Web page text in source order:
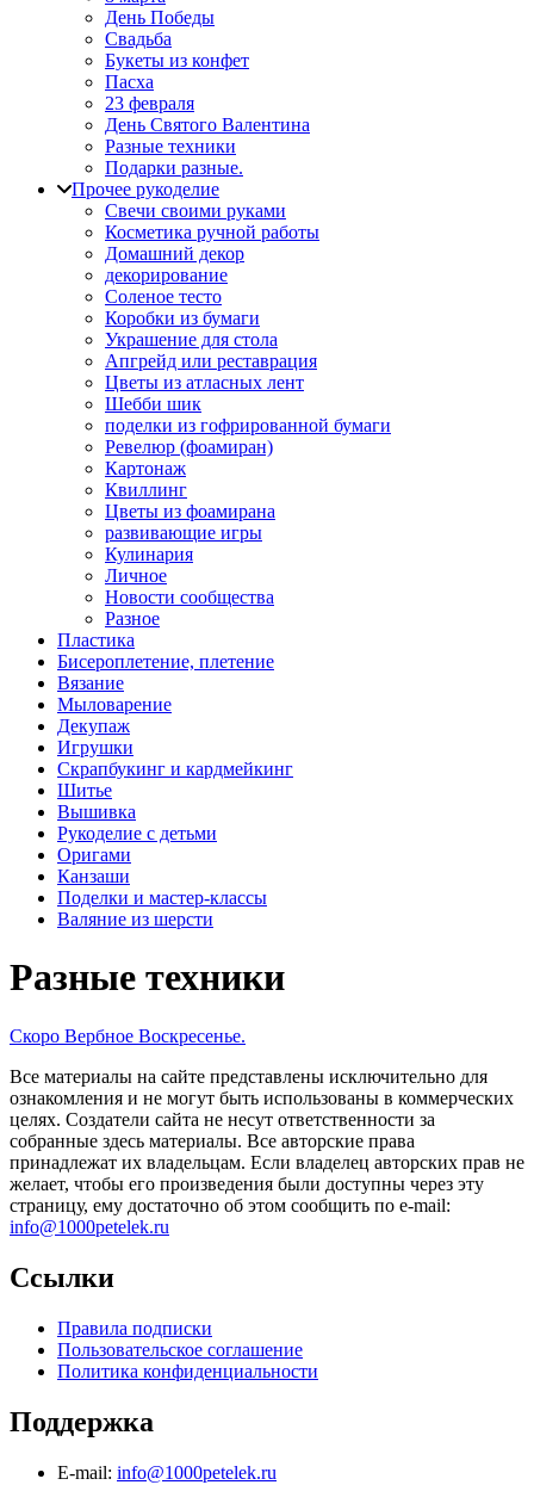
День Победы
Свадьба
Букеты из конфет
Пасха
23 февраля
День Святого Валентина
Разные техники
Подарки разные.
Прочее рукоделие
Свечи своими руками
Косметика ручной работы
Домашний декор
декорирование
Соленое тесто
Коробки из бумаги
Украшение для стола
Апгрейд или реставрация
Цветы из атласных лент
Шебби шик
поделки из гофрированной бумаги
Ревелюр (фоамиран)
Картонаж
Квиллинг
Цветы из фоамирана
развивающие игры
Кулинария
Личное
Новости сообщества
Разное
Пластика
Бисероплетение, плетение
Вязание
Мыловарение
Декупаж
Игрушки
Скрапбукинг и кардмейкинг
Шитье
Вышивка
Рукоделие с детьми
Оригами
Канзаши
Поделки и мастер-классы
Валяние из шерсти
Разные техники
Скоро Вербное Воскресенье.
Все материалы на сайте представлены исключительно для
ознакомления и не могут быть использованы в коммерческих
целях. Создатели сайта не несут ответственности за
собранные здесь материалы. Все авторские права
принадлежат их владельцам. Если владелец авторских прав не
желает, чтобы его произведения были доступны через эту
страницу, ему достаточно об этом сообщить по e-mail:
info@1000petelek.ru
Ссылки
Правила подписки
Пользовательское соглашение
Политика конфиденциальности
Поддержка
E-mail: info@1000petelek.ru